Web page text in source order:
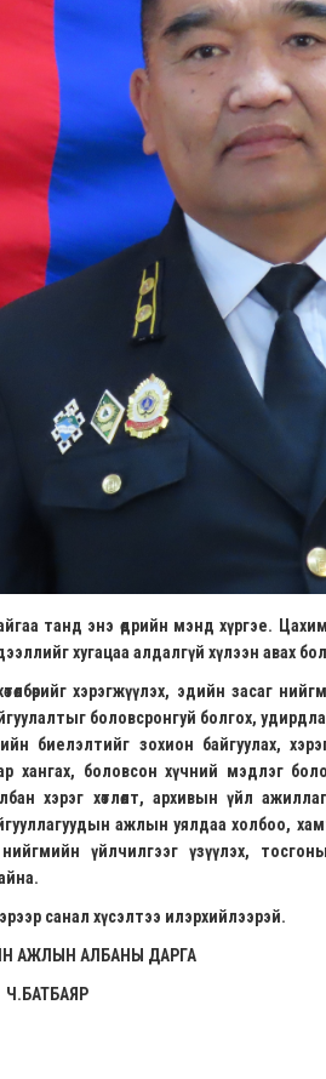
танд энэ өдрийн мэнд хүргэе.
хугацаа алдалгүй хүлээн авах
хэрэгжүүлэх, эдийн засаг
боловсронгуй болгох,
биелэлтийг зохион байгуулах,
хангах, боловсон хүчний мэдлэг
хэрэг хөтлөлт, архивын үйл
ажлын уялдаа холбоо,
үйлчилгээг үзүүлэх,
санал хүсэлтээ илэрхийлээрэй.
АЖЛЫН АЛБАНЫ ДАРГА
Ч.БАТБАЯР